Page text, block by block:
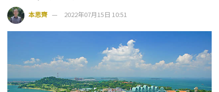
本思齊 2022年07月15日 10:51